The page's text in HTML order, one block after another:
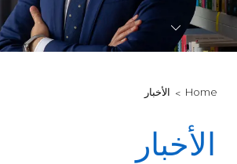
Home الأخبار
الأخبار